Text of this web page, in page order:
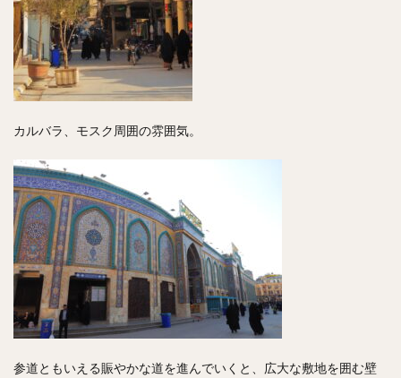
カルバラ、モスク周囲の雰囲気。
参道ともいえる賑やかな道を進んでいくと、広大な敷地を囲む壁